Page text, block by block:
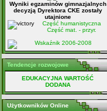
Wyniki egzaminów gimnazjalnych
decyzją Dyrektora CKE zostały
utajnione
Część humanistyczna
Część mat. - przyr.
Wskaźnik 2006-2008
Tendencje rozwojowe
EDUKACYJNA WARTOŚĆ
DODANA
Użytkowników Online